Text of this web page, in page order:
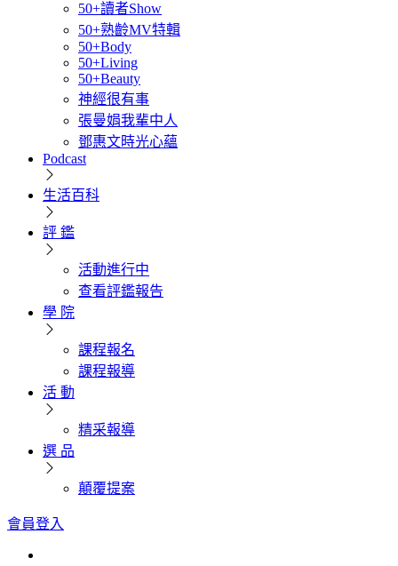
50+讀者Show
50+熟齡MV特輯
50+Body
50+Living
50+Beauty
神經很有事
張曼娟我輩中人
鄧惠文時光心蘊
Podcast
生活百科
評 鑑
活動進行中
查看評鑑報告
學 院
課程報名
課程報導
活 動
精采報導
選 品
顛覆提案
會員登入